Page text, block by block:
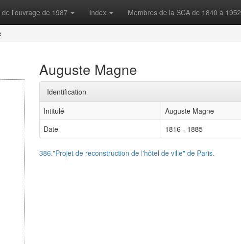
l'ouvrage de 1987 Index Membres de la SCA de 1840 à 1952
Auguste Magne
Identification
Intitulé
Auguste Magne
Date
1816 - 1885
386."Projet de reconstruction de l'hôtel de ville" de Paris.